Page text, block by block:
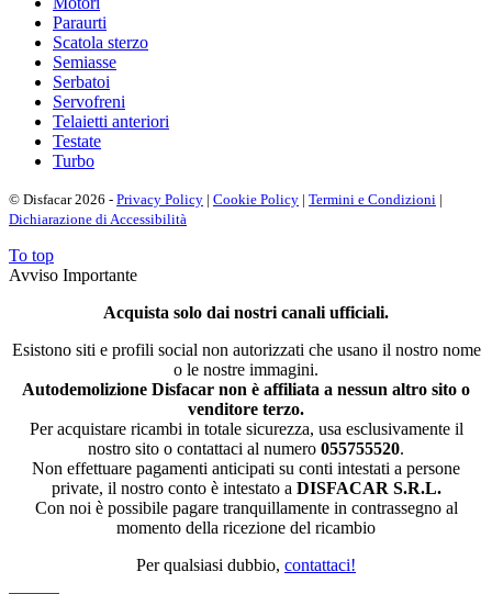
Paraurti
Scatola sterzo
Semiasse
Serbatoi
Servofreni
Telaietti anteriori
Testate
Turbo
© Disfacar 2026 - Privacy Policy | Cookie Policy | Termini e Condizioni |
Dichiarazione di Accessibilità
To top
Avviso Importante
Acquista solo dai nostri canali ufficiali.
Esistono siti e profili social non autorizzati che usano il nostro nome
o le nostre immagini.
Autodemolizione Disfacar non è affiliata a nessun altro sito o
venditore terzo.
Per acquistare ricambi in totale sicurezza, usa esclusivamente il
nostro sito o contattaci al numero 055755520.
Non effettuare pagamenti anticipati su conti intestati a persone
private, il nostro conto è intestato a DISFACAR S.R.L.
Con noi è possibile pagare tranquillamente in contrassegno al
momento della ricezione del ricambio
Per qualsiasi dubbio, contattaci!